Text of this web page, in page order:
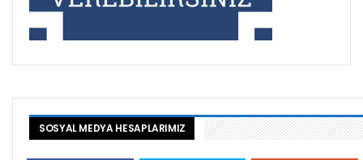
SOSYAL MEDYA HESAPLARIMIZ